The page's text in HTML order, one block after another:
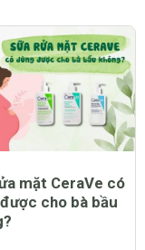
mặt CeraVe có
cho bà bầu